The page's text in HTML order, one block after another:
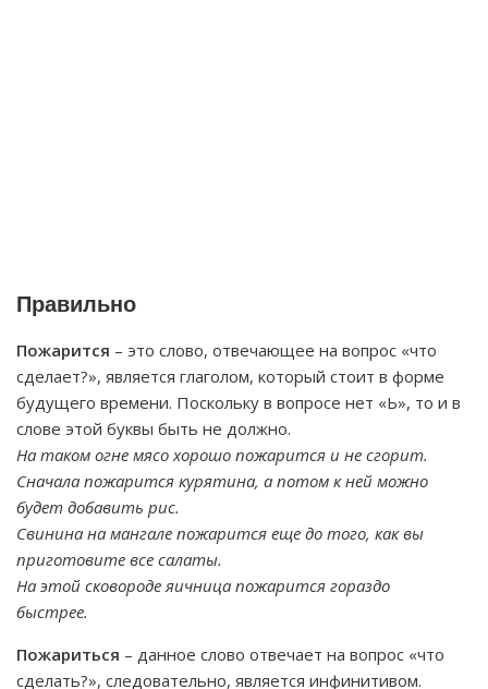
Правильно
Пожарится – это слово, отвечающее на вопрос «что
сделает?», является глаголом, который стоит в форме
будущего времени. Поскольку в вопросе нет «Ь», то и в
слове этой буквы быть не должно.
На таком огне мясо хорошо пожарится и не сгорит.
Сначала пожарится курятина, а потом к ней можно
будет добавить рис.
Свинина на мангале пожарится еще до того, как вы
приготовите все салаты.
На этой сковороде яичница пожарится гораздо
быстрее.
Пожариться – данное слово отвечает на вопрос «что
сделать?», следовательно, является инфинитивом.